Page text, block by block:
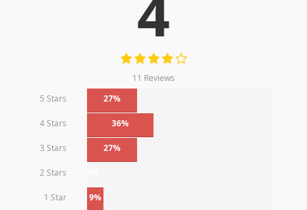
11 Reviews
5 Stars
27%
4 Stars 36%
3 Stars 27%
2 Stars
1 Star 9%